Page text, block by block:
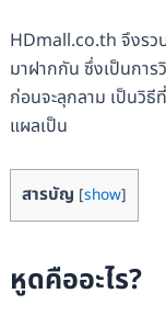
HDmall.co.th จึงรว
มาฝากกัน ซึ่งเป็นการ
ก่อนจะลุกลาม เป็นวิธี
แผลเป็น
สารบัญ [show]
หูดคืออะไร?